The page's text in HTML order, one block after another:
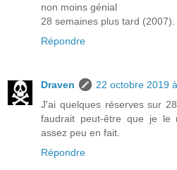
non moins génial
28 semaines plus tard (2007).
Répondre
Draven
22 octobre 2019
J'ai quelques réserves sur
faudrait peut-être que je le
assez peu en fait.
Répondre